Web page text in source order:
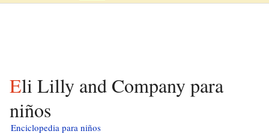
Eli Lilly and Company para
niños
Enciclopedia para niños